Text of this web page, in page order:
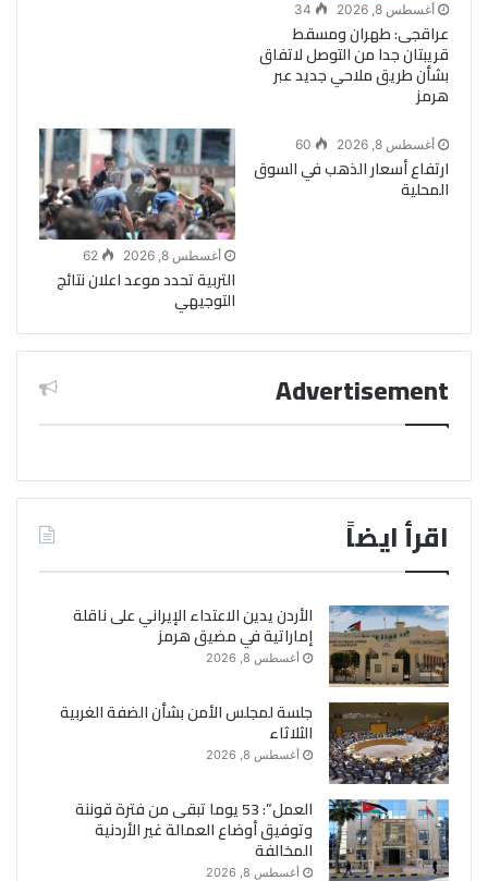
أغسطس 8, 2026 34
عراقجى: طهران ومسقط
قريبتان جدا من التوصل لاتفاق
بشأن طريق ملاحي جديد عبر
هرمز
أغسطس 8, 2026 60
ارتفاع أسعار الذهب في السوق
المحلية
أغسطس 8, 2026 62
التربية تحدد موعد اعلان نتائج
التوجيهي
Advertisement
اقرأ ايضاً
الأردن يدين الاعتداء الإيراني على ناقلة
إماراتية في مضيق هرمز
أغسطس 8, 2026
جلسة لمجلس الأمن بشأن الضفة الغربية
الثلاثاء
أغسطس 8, 2026
العمل”: 53 يوما تبقى من فترة قوننة
وتوفيق أوضاع العمالة غير الأردنية
المخالفة
أغسطس 8, 2026